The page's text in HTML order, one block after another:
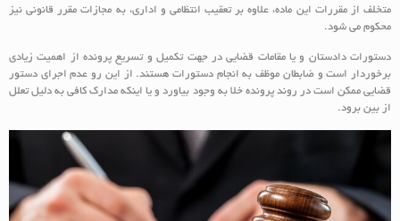
متخلف از مقررات این ماده، علاوه بر تعقیب انتظامی و اداری، به مجازات مقرر قانونی نیز
محکوم می شود.
دستورات دادستان و یا مقامات قضایی در جهت تکمیل و تسریع پرونده از اهمیت زیادی
برخوردار است و ضابطان موظف به انجام دستورات هستند. از این رو عدم اجرای دستور
قضایی ممکن است در روند پرونده خلا به وجود بیاورد و یا اینکه مدارک کافی به دلیل تعلل
از بین برود.